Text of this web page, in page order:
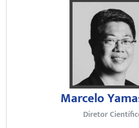
Marcelo
Diretor
Doutor